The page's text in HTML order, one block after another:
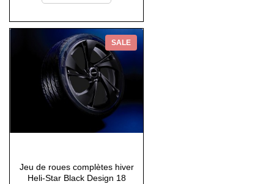
SALE
Jeu de roues complètes hiver
Heli-Star Black Design 18